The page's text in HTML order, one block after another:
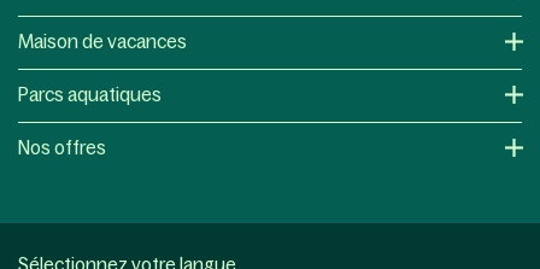
Maison de vacances
Parcs aquatiques
Nos offres
Sélectionnez votre langue